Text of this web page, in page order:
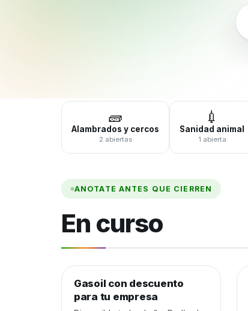
🧱
Alambrados y cercos
2 abiertas
💉
Sanidad animal
1 abierta
ANOTATE ANTES QUE CIERREN
En curso
Combustible y lubricantes
Gasoil con descuento
para tu empresa